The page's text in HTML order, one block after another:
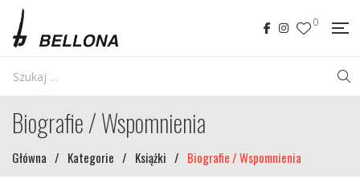
0
Biografie / Wspomnienia
Główna / Kategorie / Książki / Biografie / Wspomnienia